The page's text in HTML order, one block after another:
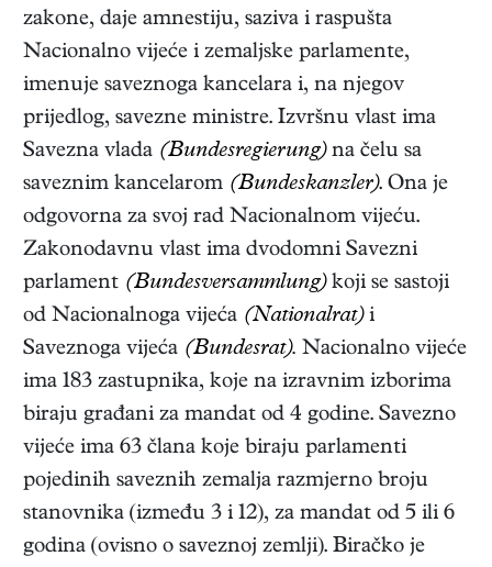
zakone, daje amnestiju, saziva i raspušta
Nacionalno vijeće i zemaljske parlamente,
imenuje saveznoga kancelara i, na njegov
prijedlog, savezne ministre. Izvršnu vlast ima
Savezna vlada (Bundesregierung)na čelu sa
saveznim kancelarom (Bundeskanzler). Ona je
odgovorna za svoj rad Nacionalnom vijeću.
Zakonodavnu vlast ima dvodomni Savezni
parlament (Bundesversammlung)koji se sastoji
od Nacionalnoga vijeća (Nationalrat)i
Saveznoga vijeća (Bundesrat). Nacionalno vijeće
ima 183 zastupnika, koje na izravnim izborima
biraju građani za mandat od 4 godine. Savezno
vijeće ima 63 člana koje biraju parlamenti
pojedinih saveznih zemalja razmjerno broju
stanovnika (između 3 i 12), za mandat od 5 ili 6
godina (ovisno o saveznoj zemlji). Biračko je